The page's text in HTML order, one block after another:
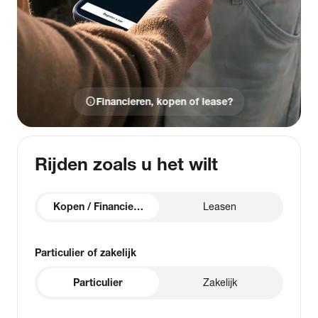
infoFinancieren, kopen of lease?
Rijden zoals u het wilt
Kopen / Financieren Leasen
Particulier of zakelijk
Particulier Zakelijk